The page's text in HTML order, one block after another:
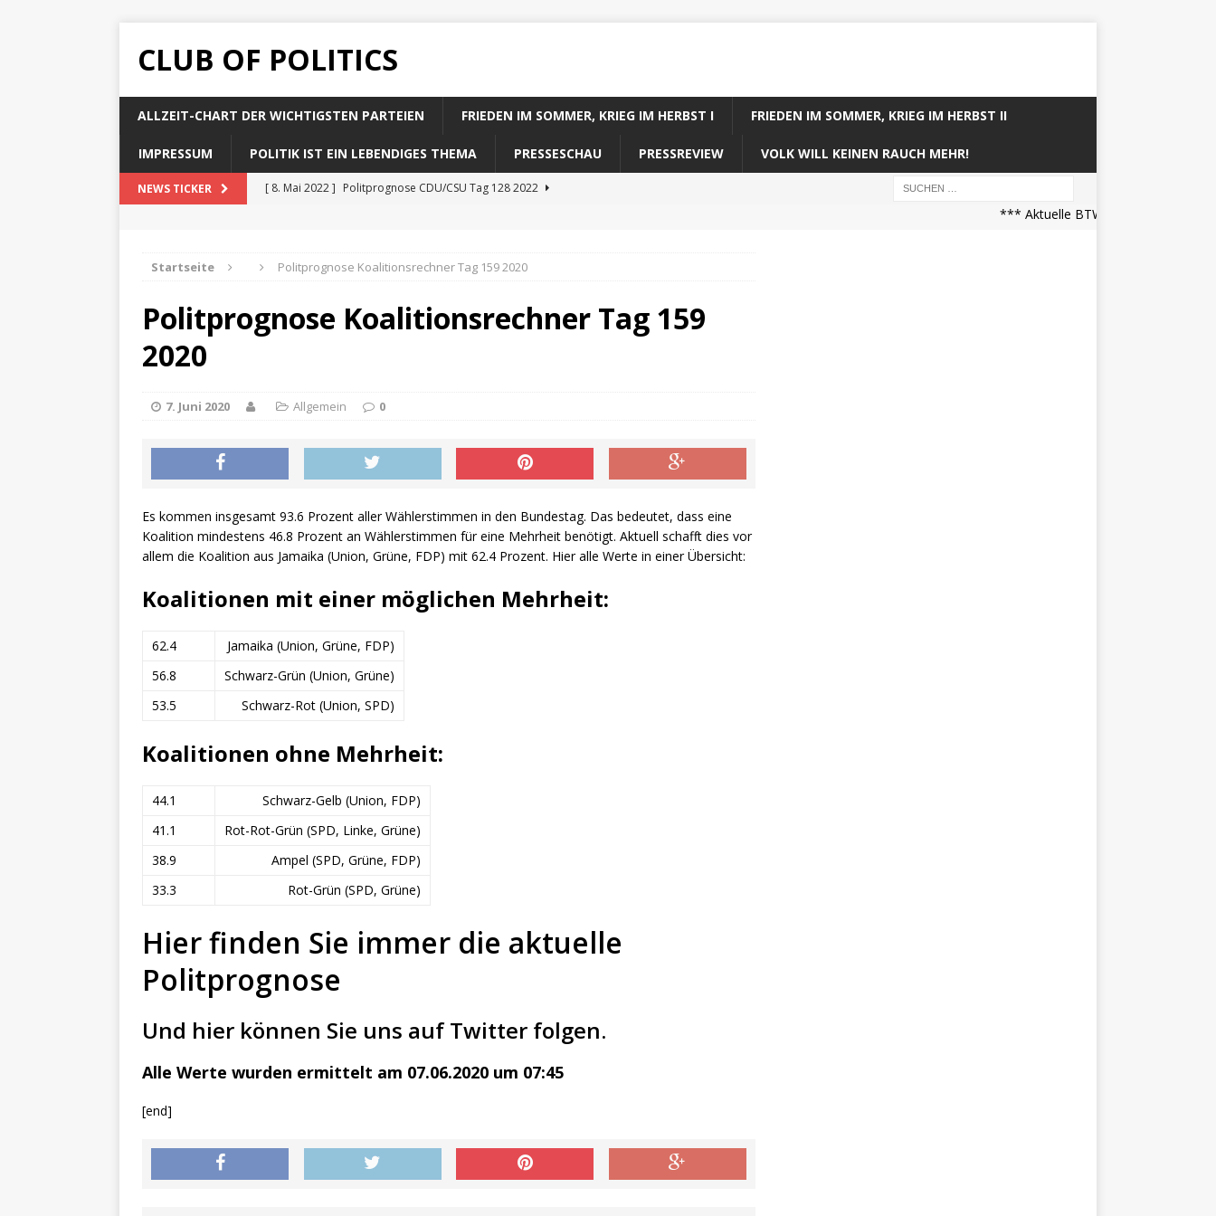
CLUB OF POLITICS
ALLZEIT-CHART DER WICHTIGSTEN PARTEIEN FRIEDEN IM SOMMER, KRIEG IM HERBST I FRIEDEN IM SOMMER, KRIEG IM HERBST II
IMPRESSUM POLITIK IST EIN LEBENDIGES THEMA PRESSESCHAU PRESSREVIEW VOLK WILL KEINEN RAUCH MEHR!
NEWS TICKER [ 8. Mai 2022 ] Politprognose CDU/CSU Tag 128 2022
[ 8. Mai 2022 ]
Politprognose Koalitionsrechner Tag 128 2022
*** Aktuelle BTW21 Prognose
Startseite Politprognose Koalitionsrechner Tag 159 2020
Politprognose Koalitionsrechner Tag 159
2020
7. Juni 2020 Allgemein 0
Es kommen insgesamt 93.6 Prozent aller Wählerstimmen in den Bundestag. Das bedeutet, dass eine
Koalition mindestens 46.8 Prozent an Wählerstimmen für eine Mehrheit benötigt. Aktuell schafft dies vor
allem die Koalition aus Jamaika (Union, Grüne, FDP) mit 62.4 Prozent. Hier alle Werte in einer Übersicht:
Koalitionen mit einer möglichen Mehrheit:
62.4
Jamaika (Union, Grüne, FDP)
56.8
Schwarz-Grün (Union, Grüne)
53.5
Schwarz-Rot (Union, SPD)
Koalitionen ohne Mehrheit:
44.1
Schwarz-Gelb (Union, FDP)
41.1
Rot-Rot-Grün (SPD, Linke, Grüne)
38.9
Ampel (SPD, Grüne, FDP)
33.3
Rot-Grün (SPD, Grüne)
Hier finden Sie immer die aktuelle
Politprognose
Und hier können Sie uns auf Twitter folgen.
Alle Werte wurden ermittelt am 07.06.2020 um 07:45
[end]